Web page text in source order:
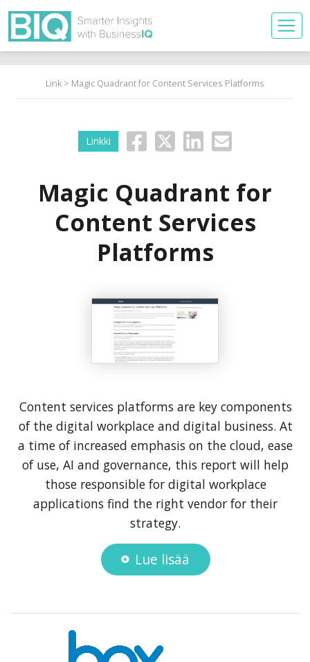
Link > Magic Quadrant for Content Services Platforms
Linkki
Magic Quadrant for
Content Services
Platforms
Content services platforms are key components
of the digital workplace and digital business. At
a time of increased emphasis on the cloud, ease
of use, AI and governance, this report will help
those responsible for digital workplace
applications find the right vendor for their
strategy.
Lue lisää